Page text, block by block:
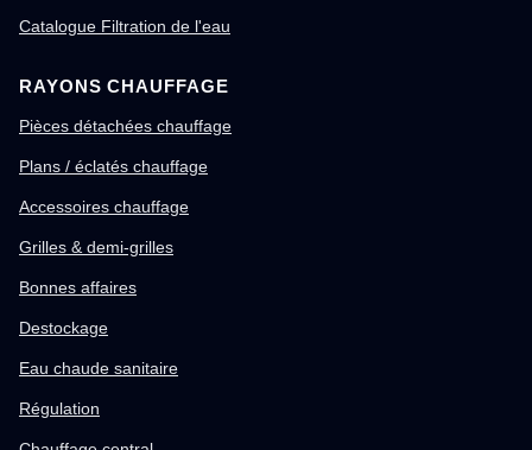
Catalogue Filtration de l'eau
RAYONS CHAUFFAGE
Pièces détachées chauffage
Plans / éclatés chauffage
Accessoires chauffage
Grilles & demi-grilles
Bonnes affaires
Destockage
Eau chaude sanitaire
Régulation